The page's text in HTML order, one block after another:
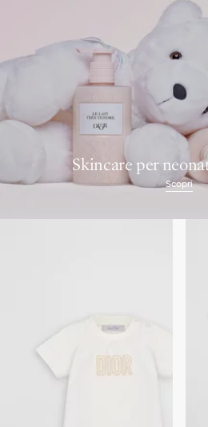
Skincare per
Scopri